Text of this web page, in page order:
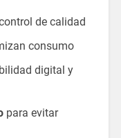
de calidad
consumo
digital y
para evitar